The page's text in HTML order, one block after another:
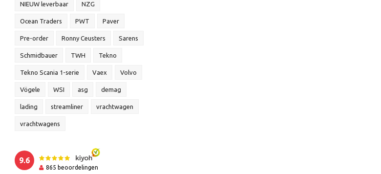
NIEUW leverbaar NZG
Ocean Traders PWT Paver
Pre-order Ronny Ceusters Sarens
Schmidbauer TWH Tekno
Tekno Scania 1-serie Vaex Volvo
Vögele WSI asg demag
lading streamliner vrachtwagen
vrachtwagens
9.6
865 beoordelingen